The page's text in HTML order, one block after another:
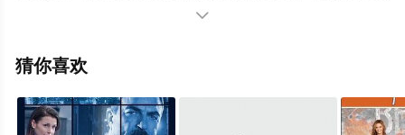
结局剧情已揭晓（1-23全集），手机免费观看高清未删减
观看，更多剧情信息可移步至豆瓣电视剧、电视猫或剧情

猜你喜欢